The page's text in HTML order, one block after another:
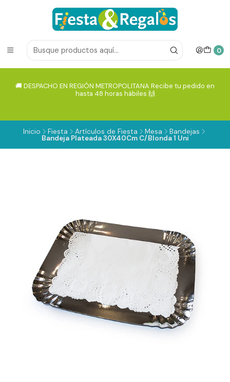
0
🚚 DESPACHO EN REGIÓN METROPOLITANA Recibe tu pedido en
hasta 48 horas hábiles 🙌
Inicio Fiesta Artículos de Fiesta Mesa Bandejas
Bandeja Plateada 30X40Cm C/Blonda 1 Uni